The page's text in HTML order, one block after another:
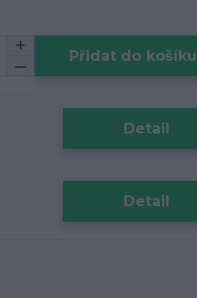
Přidat do košíku
Detail
Detail